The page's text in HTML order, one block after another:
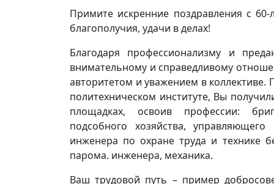
Примите искренние поздравления с
благополучия, удачи в делах!
Благодаря профессионализму и
внимательному и справедливому
авторитетом и уважением в
политехническом институте, Вы
площадках, освоив профессии:
подсобного хозяйства,
инженера по охране труда и технике
парома. инженера, механика.
Ваш трудовой путь – пример